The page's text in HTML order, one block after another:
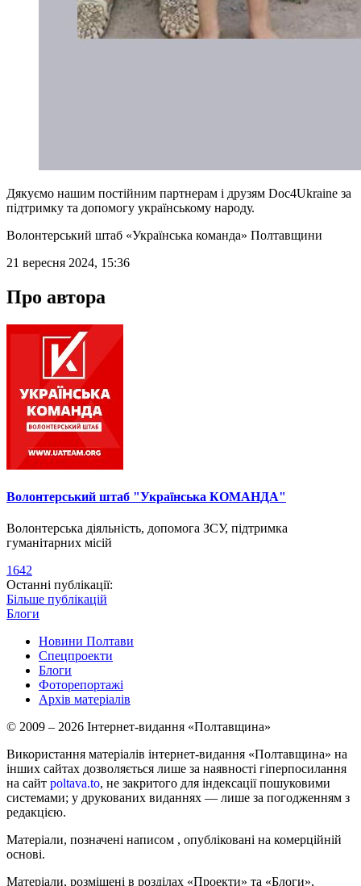
Дякуємо нашим постійним партнерам і друзям Doc4Ukraine за
підтримку та допомогу українському народу.
Волонтерський штаб «Українська команда» Полтавщини
21 вересня 2024, 15:36
Про автора
Волонтерський штаб "Українська КОМАНДА"
Волонтерська діяльність, допомога ЗСУ, підтримка
гуманітарних місій
1642
Останні публікації:
Більше публікацій
Блоги
Новини Полтави
Спецпроекти
Блоги
Фоторепортажі
Архів матеріалів
© 2009 – 2026 Інтернет-видання «Полтавщина»
Використання матеріалів інтернет-видання «Полтавщина» на
інших сайтах дозволяється лише за наявності гіперпосилання
на сайт poltava.to, не закритого для індексації пошуковими
системами; у друкованих виданнях — лише за погодженням з
редакцією.
Матеріали, позначені написом , опубліковані на комерційній
основі.
Матеріали, розміщені в розділах «Проекти» та «Блоги»,